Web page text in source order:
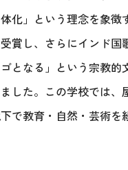
化」という理念を象
賞し、さらにインド
となる」という宗教
した。この学校では
で教育・自然・芸術を